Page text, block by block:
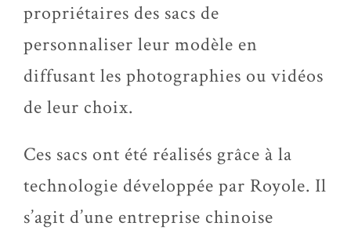
propriétaires des sacs de
personnaliser leur modèle en
diffusant les photographies ou vidéos
de leur choix.
Ces sacs ont été réalisés grâce à la
technologie développée par Royole. Il
s’agit d’une entreprise chinoise